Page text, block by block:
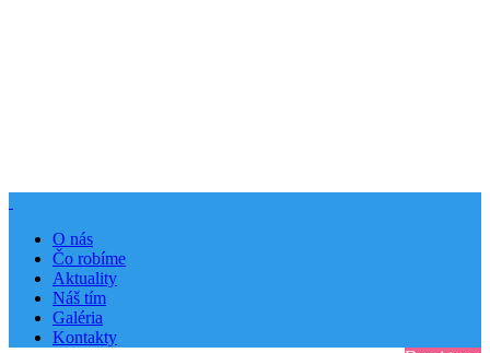
O nás
Čo robíme
Aktuality
Náš tím
Galéria
Kontakty